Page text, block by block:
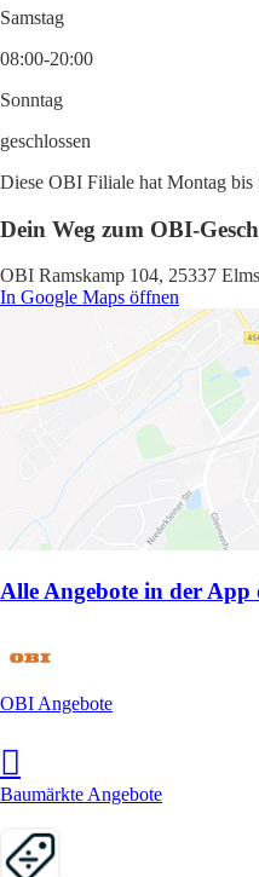
Samstag
08:00-20:00
Sonntag
geschlossen
Diese OBI Filiale hat Montag bis
Dein Weg zum OBI-
OBI Ramskamp 104, 25337
In Google Maps öffnen
Alle Angebote in der App
OBI Angebote
Baumärkte Angebote